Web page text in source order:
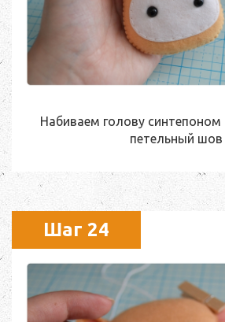
Набиваем голову синтепоном
петельный шов
Шаг 24